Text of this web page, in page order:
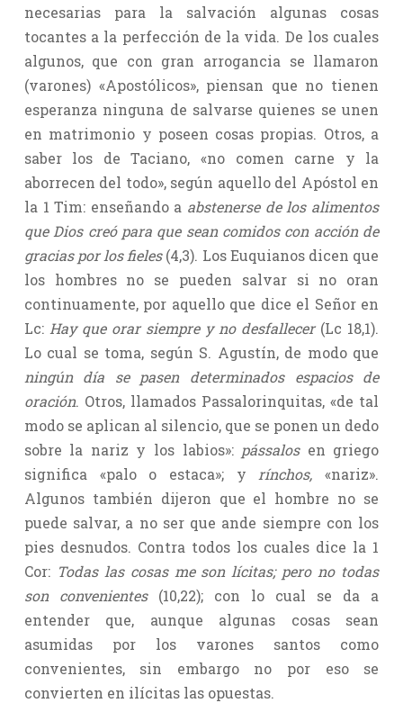
necesarias para la salvación algunas cosas
tocantes a la perfección de la vida. De los cuales
algunos, que con gran arrogancia se llamaron
(varones) «Apostólicos», piensan que no tienen
esperanza ninguna de salvarse quienes se unen
en matrimonio y poseen cosas propias. Otros, a
saber los de Taciano, «no comen carne y la
aborrecen del todo», según aquello del Apóstol en
la 1 Tim: enseñando a abstenerse de los alimentos
que Dios creó para que sean comidos con acción de
gracias por los fieles(4,3). Los Euquianos dicen que
los hombres no se pueden salvar si no oran
continuamente, por aquello que dice el Señor en
Lc: Hay que orar siempre y no desfallecer (Lc 18,1).
Lo cual se toma, según S. Agustín, de modo que
ningún día se pasen determinados espacios de
oración. Otros, llamados Passalorinquitas, «de tal
modo se aplican al silencio, que se ponen un dedo
sobre la nariz y los labios»: pássalos en griego
significa «palo o estaca»; y rínchos,«nariz».
Algunos también dijeron que el hombre no se
puede salvar, a no ser que ande siempre con los
pies desnudos. Contra todos los cuales dice la 1
Cor: Todas las cosas me son lícitas; pero no todas
son convenientes (10,22); con lo cual se da a
entender que, aunque algunas cosas sean
asumidas por los varones santos como
convenientes, sin embargo no por eso se
convierten en ilícitas las opuestas.